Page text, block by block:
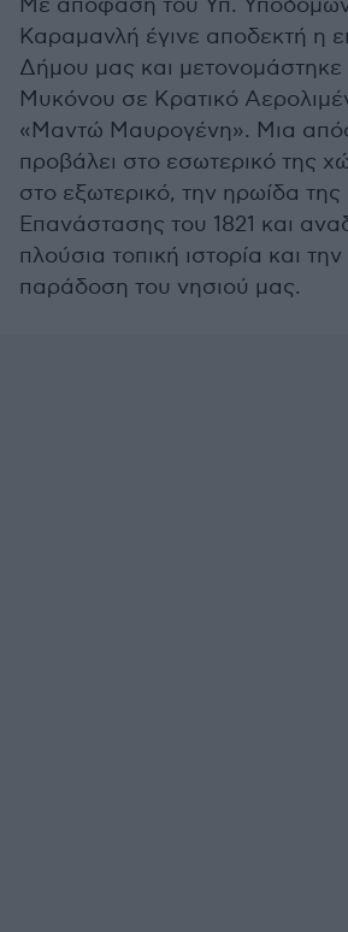
Με απόφαση του Υπ.
Καραμανλή έγινε αποδεκτή η
Δήμου μας και
Μυκόνου σε Κρατικό
«Μαντώ Μαυρογένη». Μια
προβάλει στο εσωτερικό της
στο εξωτερικό, την ηρωίδα της
Επανάστασης του 1821 και
πλούσια τοπική ιστορία και
παράδοση του νησιού μας.